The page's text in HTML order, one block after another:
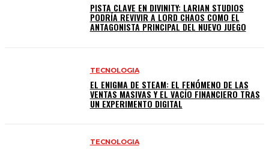
PISTA CLAVE EN DIVINITY: LARIAN STUDIOS
PODRÍA REVIVIR A LORD CHAOS COMO EL
ANTAGONISTA PRINCIPAL DEL NUEVO JUEGO
TECNOLOGIA
EL ENIGMA DE STEAM: EL FENÓMENO DE LAS
VENTAS MASIVAS Y EL VACÍO FINANCIERO TRAS
UN EXPERIMENTO DIGITAL
TECNOLOGIA